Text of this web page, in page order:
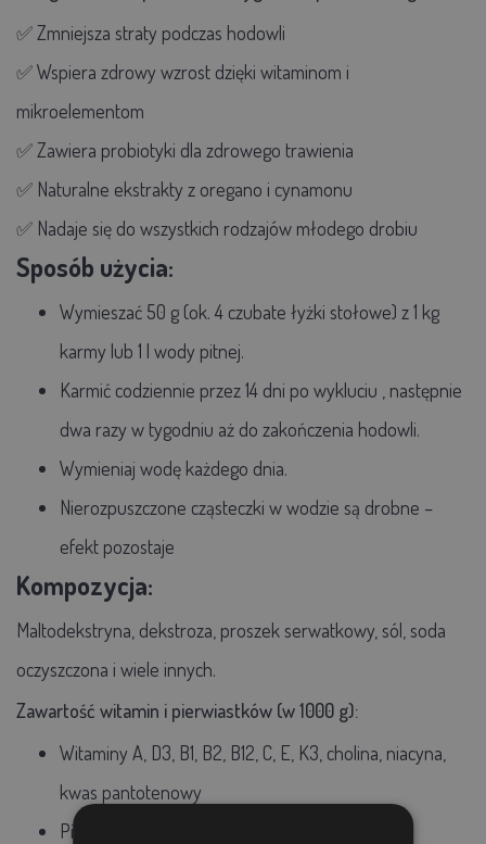
✅ Zmniejsza straty podczas hodowli
✅ Wspiera zdrowy wzrost dzięki witaminom i
mikroelementom
✅ Zawiera probiotyki dla zdrowego trawienia
✅ Naturalne ekstrakty z oregano i cynamonu
✅ Nadaje się do wszystkich rodzajów młodego drobiu
Sposób użycia:
Wymieszać 50 g (ok. 4 czubate łyżki stołowe) z1 kg
karmy lub 1 l wody pitnej.
Karmić codziennie przez 14 dni po wykluciu , następnie
dwa razy w tygodniu aż do zakończenia hodowli.
Wymieniaj wodę każdego dnia.
Nierozpuszczone cząsteczki w wodzie są drobne –
efekt pozostaje
Kompozycja:
Maltodekstryna, dekstroza, proszek serwatkowy, sól, soda
oczyszczona i wiele innych.
Zawartość witamin i pierwiastków (w 1000 g):
Witaminy A, D3, B1, B2, B12, C, E, K3, cholina, niacyna,
kwas pantotenowy
Pierwiastki śladowe: mangan, cynk